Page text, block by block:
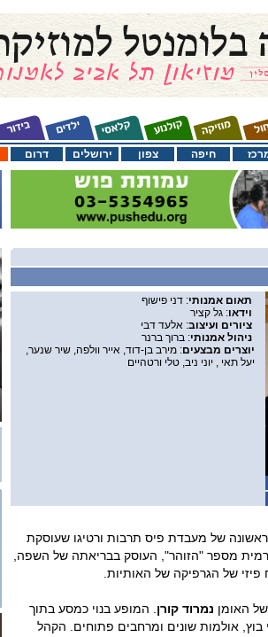
דרום ירושלים צפון חיפה
תאום אמנותי: דני פישוף
וידאו: גל קציר
ציורים ועיצוב: אלעד דבי
ניהול אמנותי: ברוך ברנר
יוצרים מבצעים: מירב בן-דוד, אייר וולפה, שיר שנער,
יעל תאי , יוני ניב, טלי ורטהיים
של מעבדת פיס תרבות ורטיגו שעוסקת
מספר "הזוהר", העוסק בבריאתה של השפה,
פיזי של הגרפיקה של האותיות.
האומן נמרוד קורן . המופע בנוי כמסע בתוך
בוץ, אולמות שונים ומרחבים פתוחים. הקהל